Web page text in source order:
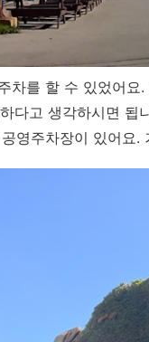
차를 할 수 있었어
다고 생각하시면
영주차장이 있어요